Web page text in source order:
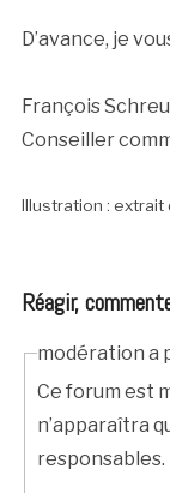
D’avance, je
François
Conseiller
Illustration : extrait
Réagir,
modération a
Ce forum est
n’apparaîtra
responsables.